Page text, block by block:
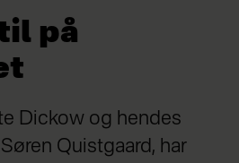
på
Dickow og hendes
Quistgaard, har